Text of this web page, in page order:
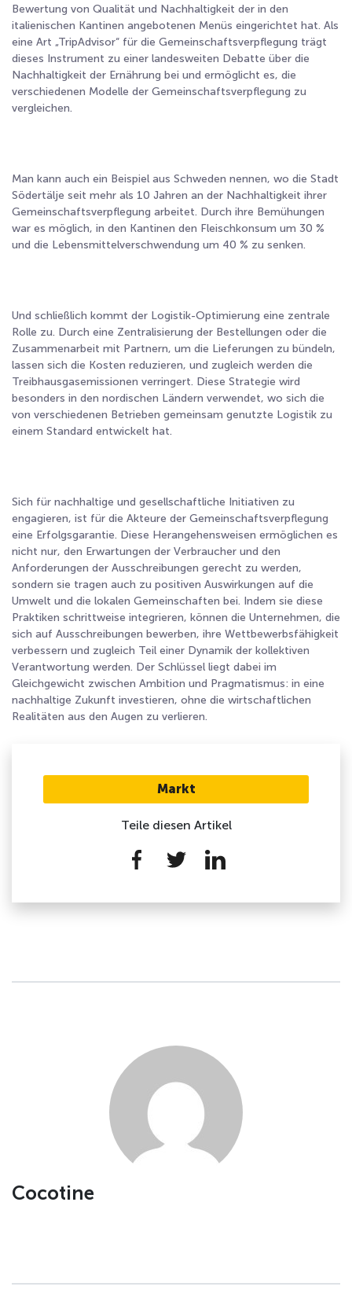
Markt
Teile diesen Artikel
Bewertung von Qualität und Nachhaltigkeit der in den
italienischen Kantinen angebotenen Menüs eingerichtet hat. Als
eine Art „TripAdvisor“ für die Gemeinschaftsverpflegung trägt
dieses Instrument zu einer landesweiten Debatte über die
Nachhaltigkeit der Ernährung bei und ermöglicht es, die
verschiedenen Modelle der Gemeinschaftsverpflegung zu
vergleichen.
Man kann auch ein Beispiel aus Schweden nennen, wo die Stadt
Södertälje seit mehr als 10 Jahren an der Nachhaltigkeit ihrer
Gemeinschaftsverpflegung arbeitet. Durch ihre Bemühungen
war es möglich, in den Kantinen den Fleischkonsum um 30 %
und die Lebensmittelverschwendung um 40 % zu senken.
Und schließlich kommt der Logistik-Optimierung eine zentrale
Rolle zu. Durch eine Zentralisierung der Bestellungen oder die
Zusammenarbeit mit Partnern, um die Lieferungen zu bündeln,
lassen sich die Kosten reduzieren, und zugleich werden die
Treibhausgasemissionen verringert. Diese Strategie wird
besonders in den nordischen Ländern verwendet, wo sich die
von verschiedenen Betrieben gemeinsam genutzte Logistik zu
einem Standard entwickelt hat.
Sich für nachhaltige und gesellschaftliche Initiativen zu
engagieren, ist für die Akteure der Gemeinschaftsverpflegung
eine Erfolgsgarantie. Diese Herangehensweisen ermöglichen es
nicht nur, den Erwartungen der Verbraucher und den
Anforderungen der Ausschreibungen gerecht zu werden,
sondern sie tragen auch zu positiven Auswirkungen auf die
Umwelt und die lokalen Gemeinschaften bei. Indem sie diese
Praktiken schrittweise integrieren, können die Unternehmen, die
sich auf Ausschreibungen bewerben, ihre Wettbewerbsfähigkeit
verbessern und zugleich Teil einer Dynamik der kollektiven
Verantwortung werden. Der Schlüssel liegt dabei im
Gleichgewicht zwischen Ambition und Pragmatismus: in eine
nachhaltige Zukunft investieren, ohne die wirtschaftlichen
Realitäten aus den Augen zu verlieren.
Cocotine